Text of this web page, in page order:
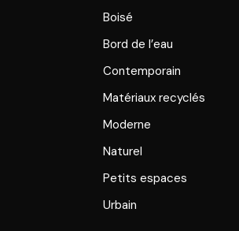
Boisé
Bord de l’eau
Contemporain
Matériaux recyclés
Moderne
Naturel
Petits espaces
Urbain